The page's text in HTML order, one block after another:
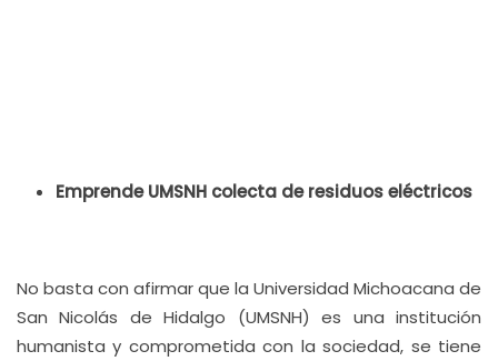
Emprende UMSNH colecta de residuos eléctricos
No basta con afirmar que la Universidad Michoacana de
San Nicolás de Hidalgo (UMSNH) es una institución
humanista y comprometida con la sociedad, se tiene